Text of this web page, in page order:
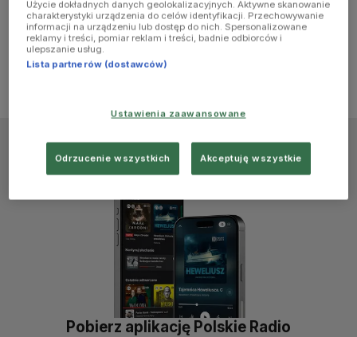
more
information)
Pobierz aplikację Polskie Radio
Użycie dokładnych danych geolokalizacyjnych. Aktywne skanowanie
charakterystyki urządzenia do celów identyfikacji. Przechowywanie
informacji na urządzeniu lub dostęp do nich. Spersonalizowane
reklamy i treści, pomiar reklam i treści, badnie odbiorców i
ulepszanie usług.
Lista partnerów (dostawców)
Ustawienia zaawansowane
Odrzucenie wszystkich Akceptuję wszystkie